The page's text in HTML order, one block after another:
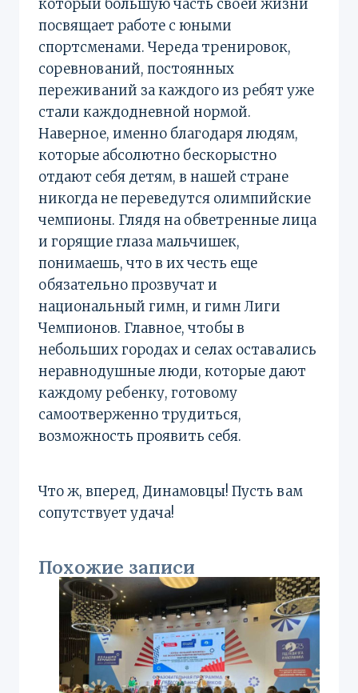
который большую часть своей жизни
посвящает работе с юными
спортсменами. Череда тренировок,
соревнований, постоянных
переживаний за каждого из ребят уже
стали каждодневной нормой.
Наверное, именно благодаря людям,
которые абсолютно бескорыстно
отдают себя детям, в нашей стране
никогда не переведутся олимпийские
чемпионы. Глядя на обветренные лица
и горящие глаза мальчишек,
понимаешь, что в их честь еще
обязательно прозвучат и
национальный гимн, и гимн Лиги
Чемпионов. Главное, чтобы в
небольших городах и селах оставались
неравнодушные люди, которые дают
каждому ребенку, готовому
самоотверженно трудиться,
возможность проявить себя.
Что ж, вперед, Динамовцы! Пусть вам
сопутствует удача!
Похожие записи